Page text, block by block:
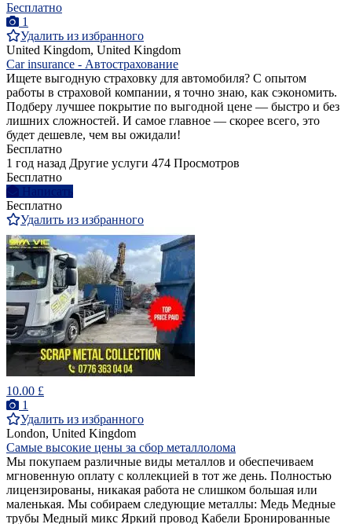
Бесплатно
1
Удалить из избранного
United Kingdom, United Kingdom
Car insurance - Автострахование
Ищете выгодную страховку для автомобиля? С опытом
работы в страховой компании, я точно знаю, как сэкономить.
Подберу лучшее покрытие по выгодной цене — быстро и без
лишних сложностей. И самое главное — скорее всего, это
будет дешевле, чем вы ожидали!
Бесплатно
1 год назад Другие услуги 474 Просмотров
Бесплатно
Написать
Бесплатно
Удалить из избранного
10.00 £
1
Удалить из избранного
London, United Kingdom
Самые высокие цены за сбор металлолома
Мы покупаем различные виды металлов и обеспечиваем
мгновенную оплату с коллекцией в тот же день. Полностью
лицензированы, никакая работа не слишком большая или
маленькая. Мы собираем следующие металлы: Медь Медные
трубы Медный микс Яркий провод Кабели Бронированные